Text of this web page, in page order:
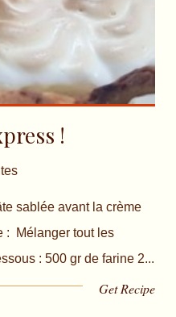
!
sablée avant la crème
: Mélanger tout les
: 500 gr de farine 2...
Get Recipe